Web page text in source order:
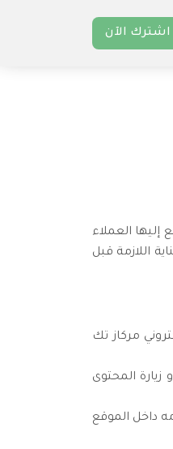
اشترك الآن
إليها العملاء
اللازمة قبل
مركاز تك
المحتوى
داخل الموقع